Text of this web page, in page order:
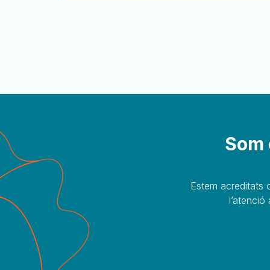
Estem acreditats